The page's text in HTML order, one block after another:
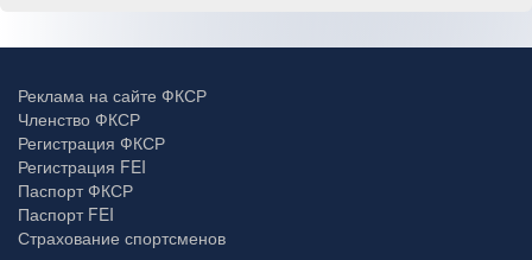
Реклама на сайте ФКСР
Членство ФКСР
Регистрация ФКСР
Регистрация FEI
Паспорт ФКСР
Паспорт FEI
Страхование спортсменов